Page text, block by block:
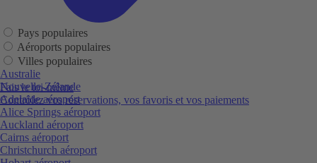
Fais le toi-même
Contrôlez vos réservations, vos favoris et vos paiements
Pays populaires
Aéroports populaires
Villes populaires
Australie
Nouvelle-Zélande
Adelaide aéroport
Alice Springs aéroport
Auckland aéroport
Cairns aéroport
Christchurch aéroport